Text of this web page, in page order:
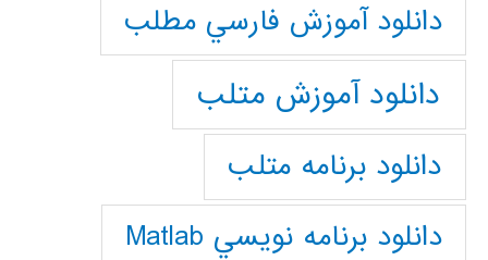
دانلود آموزش فارسي مطلب
دانلود آموزش متلب
دانلود برنامه متلب
دانلود برنامه نويسي Matlab